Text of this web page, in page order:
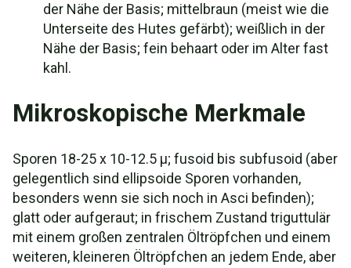
der Nähe der Basis; mittelbraun (meist wie die
Unterseite des Hutes gefärbt); weißlich in der
Nähe der Basis; fein behaart oder im Alter fast
kahl.
Mikroskopische Merkmale
Sporen 18-25 x 10-12.5 µ; fusoid bis subfusoid (aber
gelegentlich sind ellipsoide Sporen vorhanden,
besonders wenn sie sich noch in Asci befinden);
glatt oder aufgeraut; in frischem Zustand triguttulär
mit einem großen zentralen Öltröpfchen und einem
weiteren, kleineren Öltröpfchen an jedem Ende, aber